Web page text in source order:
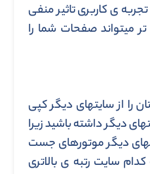
ی کاربری تاثیر منفی
صفحات شما را
را از سایتهای دیگر کپی
دیگر داشته باشید زیرا
دیگر موتورهای جست
سایت رتبه ی بالاتری